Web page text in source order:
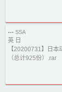
[1992]审死官.ass
[1992]家有喜事（
... SSA
英 日
【20200731】日本
（总计925份）.rar